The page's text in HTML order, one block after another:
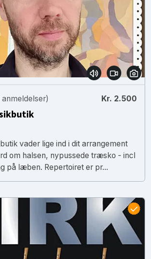
anmeldelser) Kr. 2.500
vader lige ind i dit arrangement
om halsen, nypussede træsko - incl
på læben. Repertoiret er pr...